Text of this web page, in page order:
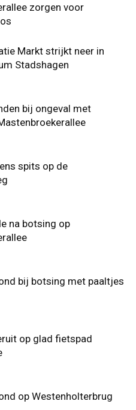
zorgen voor
Markt strijkt neer in
Stadshagen
bij ongeval met
spits op de
na botsing op
bij botsing met paaltjes
op glad fietspad
op Westenholterbrug